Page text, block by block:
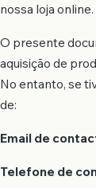
nossa loja online.
O presente
aquisição de
No entanto, se
de:
Email de
Telefone de